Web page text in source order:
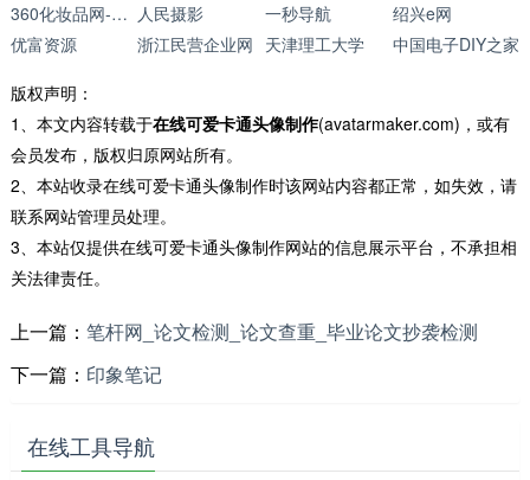
360化妆品网-护肤化妆品加盟商家品 人民摄影 一秒导航
绍兴e网
优富资源
浙江民营企业网 天津理工大学 中国电子DIY之家
版权声明：
1、本文内容转载于在线可爱卡通头像制作(avatarmaker.com)，或有
会员发布，版权归原网站所有。
2、本站收录在线可爱卡通头像制作时该网站内容都正常，如失效，请
联系网站管理员处理。
3、本站仅提供在线可爱卡通头像制作网站的信息展示平台，不承担相
关法律责任。
上一篇： 笔杆网_论文检测_论文查重_毕业论文抄袭检测
下一篇： 印象笔记
在线工具导航